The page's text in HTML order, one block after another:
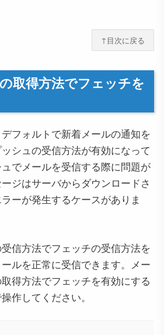
↑目次に戻る
取得方法でフェッチを
フォルトで新着メールの通知を
シュの受信方法が有効になって
でメールを受信する際に問題が
ジはサーバからダウンロードさ
ーが発生するケースがありま
信方法でフェッチの受信方法を
ルを正常に受信できます。メー
得方法でフェッチを有効にする
作してください。